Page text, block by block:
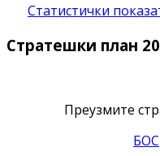
Статистички
Стратешки план
Преузмите
БОС